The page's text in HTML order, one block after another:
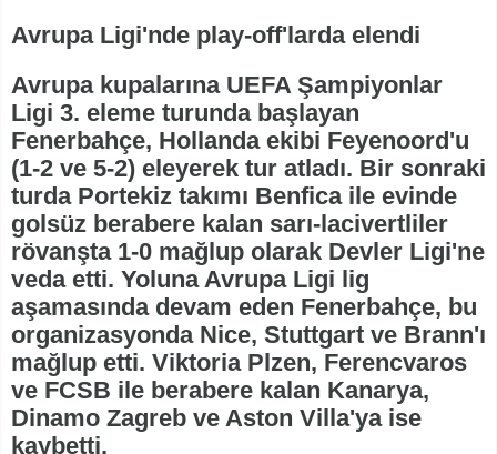
Avrupa Ligi'nde play-off'larda elendi
Avrupa kupalarına UEFA Şampiyonlar
Ligi 3. eleme turunda başlayan
Fenerbahçe, Hollanda ekibi Feyenoord'u
(1-2 ve 5-2) eleyerek tur atladı. Bir sonraki
turda Portekiz takımı Benfica ile evinde
golsüz berabere kalan sarı-lacivertliler
rövanşta 1-0 mağlup olarak Devler Ligi'ne
veda etti. Yoluna Avrupa Ligi lig
aşamasında devam eden Fenerbahçe, bu
organizasyonda Nice, Stuttgart ve Brann'ı
mağlup etti. Viktoria Plzen, Ferencvaros
ve FCSB ile berabere kalan Kanarya,
Dinamo Zagreb ve Aston Villa'ya ise
kaybetti.